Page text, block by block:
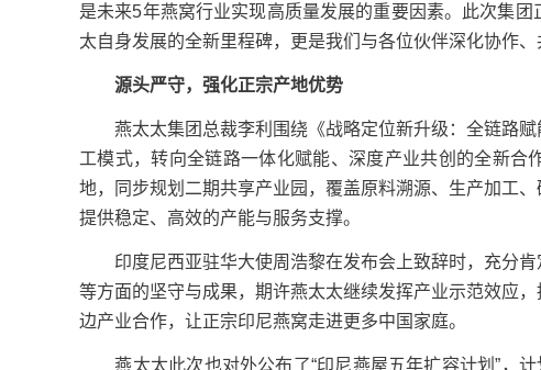
是未来5年燕窝行业实现高质量发展的重要因素。此次集
太自身发展的全新里程碑，更是我们与各位伙伴深化协作
源头严守，强化正宗产地优势
燕太太集团总裁李利围绕《战略定位新升级：全链路赋
工模式，转向全链路一体化赋能、深度产业共创的全新
地，同步规划二期共享产业园，覆盖原料溯源、生产加工
提供稳定、高效的产能与服务支撑。
印度尼西亚驻华大使周浩黎在发布会上致辞时，充分肯
等方面的坚守与成果，期许燕太太继续发挥产业示范效应
边产业合作，让正宗印尼燕窝走进更多中国家庭。
燕太太此次也对外公布了“印尼燕屋五年扩容计划”，计